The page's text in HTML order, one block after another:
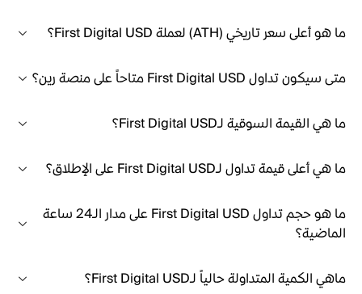
ما هو أعلى سعر تاريخي (ATH) لعملة First Digital USD؟
متى سيكون تداول First Digital USD متاحاً على منصة رين؟
ما هي القيمة السوقية لـFirst Digital USD؟
ما هي أعلى قيمة تداول لـFirst Digital USD على الإطلاق؟
ما هو حجم تداول First Digital USD على مدار الـ24 ساعة
الماضية؟
ماهي الكمية المتداولة حالياً لـFirst Digital USD؟